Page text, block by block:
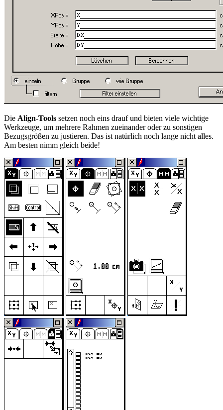
Die Align-Tools setzen noch eins drauf und bieten viele wichtige
Werkzeuge, um mehrere Rahmen zueinander oder zu sonstigen
Bezugsgrößen zu justieren. Das ist natürlich noch lange nicht alles.
Am besten nimm gleich beide!